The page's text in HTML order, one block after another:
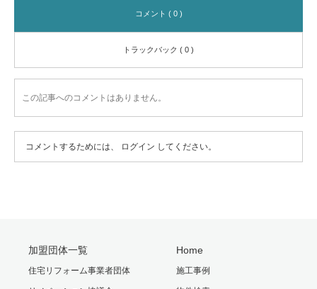
コメント ( 0 )
トラックバック ( 0 )
この記事へのコメントはありません。
コメントするためには、 ログイン してください。
加盟団体一覧
住宅リフォーム事業者団体
Home
施工事例